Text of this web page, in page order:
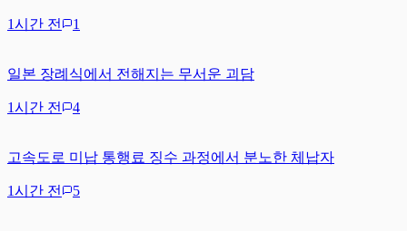
1시간 전 1
일본 장례식에서 전해지는 무서운 괴담
1시간 전 4
고속도로 미납 통행료 징수 과정에서 분노한 체납자
1시간 전 5